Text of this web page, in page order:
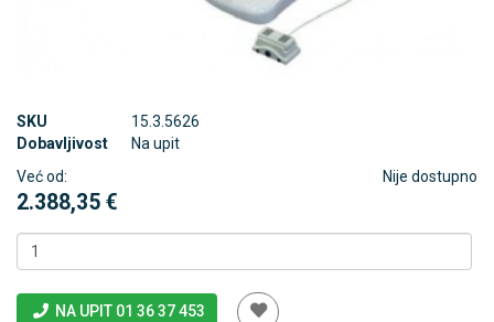
SKU
15.3.5626
Dobavljivost
Na upit
Već od:
2.388,35 €
Nije dostupno
NA UPIT 01 36 37 453